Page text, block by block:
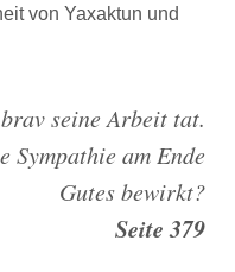
von Yaxaktun und
seine Arbeit tat.
am Ende
Gutes bewirkt?
Seite 379